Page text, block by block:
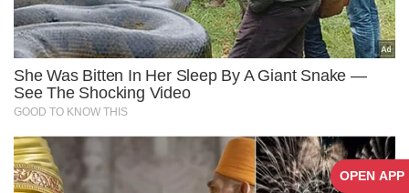
OPEN APP